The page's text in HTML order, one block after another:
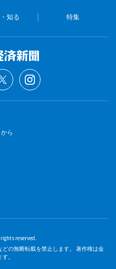
知る 特集
ら
reserved.
の無断転載を禁止します。 著作権は金
。